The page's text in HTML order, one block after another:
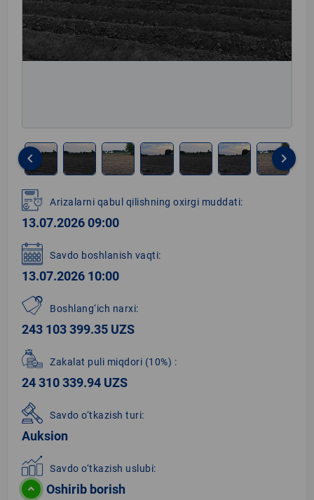
1
of
7
keyboard_arrow_left keyboard_arrow_right
Arizalarni qabul qilishning oxirgi muddati:
13.07.2026 09:00
Savdo boshlanish vaqti:
13.07.2026 10:00
Boshlang‘ich narxi:
243 103 399.35 UZS
Zakalat puli miqdori (10%) :
24 310 339.94 UZS
Savdo o‘tkazish turi:
Auksion
Savdo o‘tkazish uslubi:
Oshirib borish